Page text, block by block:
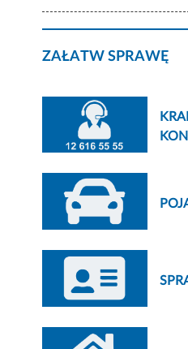
ZAŁATW SPRAWĘ